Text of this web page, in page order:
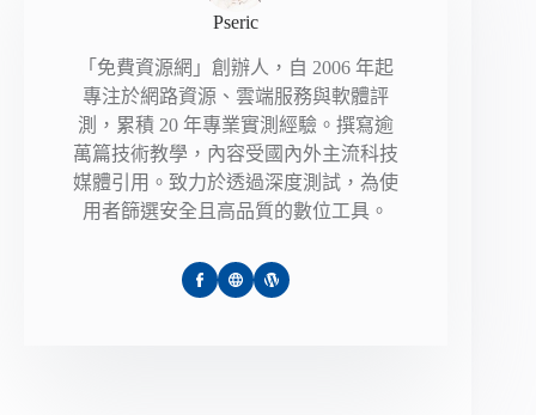
Pseric
「免費資源網」創辦人，自 2006 年起
專注於網路資源、雲端服務與軟體評
測，累積 20 年專業實測經驗。撰寫逾
萬篇技術教學，內容受國內外主流科技
媒體引用。致力於透過深度測試，為使
用者篩選安全且高品質的數位工具。